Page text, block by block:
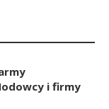
i firmy